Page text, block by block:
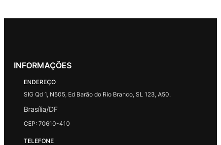
INFORMAÇÕES
ENDEREÇO
SIG Qd 1, N505, Ed Barão do Rio Branco, SL 123, A50.
Brasília/DF
CEP: 70610-410
TELEFONE